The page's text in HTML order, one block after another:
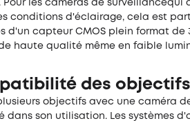
Pour les caméras de
conditions d'éclairage, cela est
d'un capteur CMOS plein format de
haute qualité même en faible
des objectifs
objectifs avec une caméra
dans son utilisation. Les systèmes